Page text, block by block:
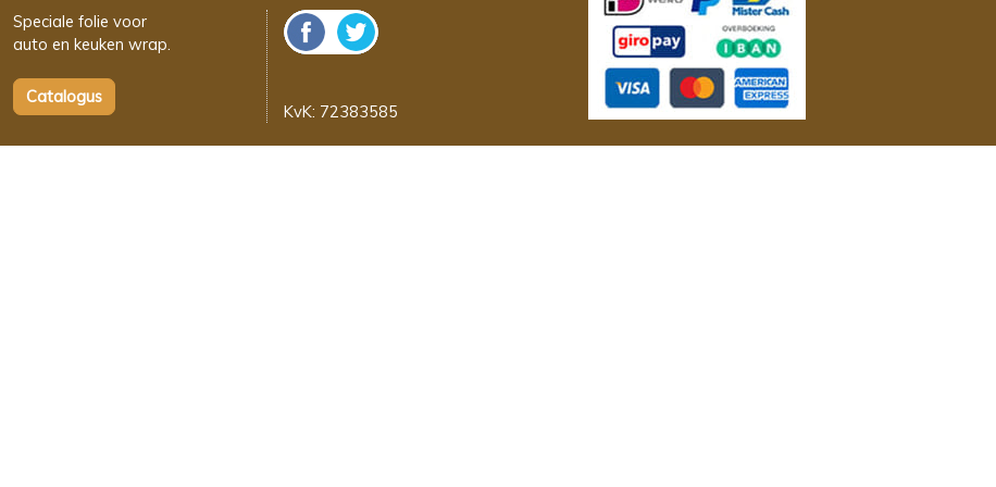
Speciale folie voor
auto en keuken wrap.
KvK: 72383585